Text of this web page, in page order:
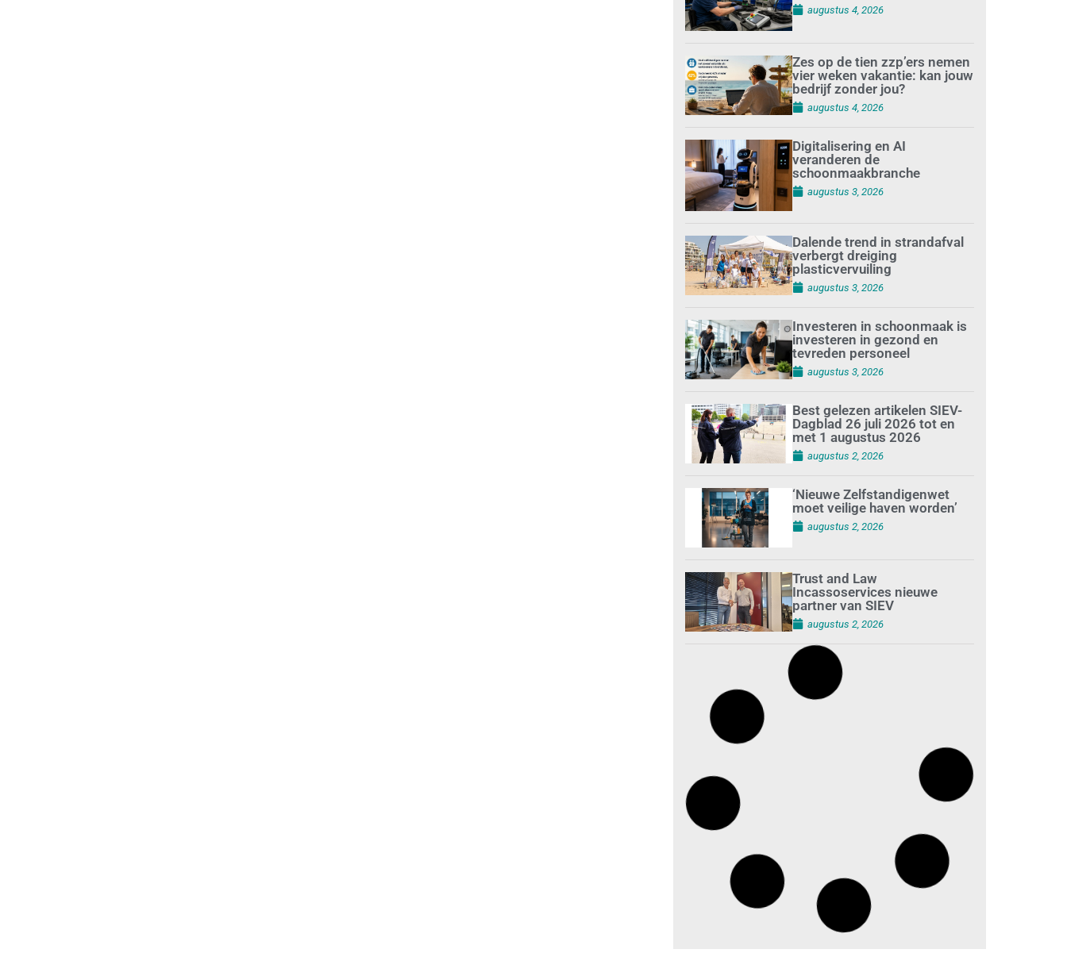
augustus 4, 2026
Zes op de tien zzp’ers nemen
vier weken vakantie: kan jouw
bedrijf zonder jou?
augustus 4, 2026
Digitalisering en AI
veranderen de
schoonmaakbranche
augustus 3, 2026
Dalende trend in strandafval
verbergt dreiging
plasticvervuiling
augustus 3, 2026
Investeren in schoonmaak is
investeren in gezond en
tevreden personeel
augustus 3, 2026
Best gelezen artikelen SIEV-
Dagblad 26 juli 2026 tot en
met 1 augustus 2026
augustus 2, 2026
‘Nieuwe Zelfstandigenwet
moet veilige haven worden’
augustus 2, 2026
Trust and Law
Incassoservices nieuwe
partner van SIEV
augustus 2, 2026
Loonafspraken in nieuwe
cao’s zijn ruim boven drie
procent
Opnieuw SIEV-keurmerk voor
schoonmaakbedrijf Klien na
Schoonmaakbedrijven
moeten zich voorbereiden op
strengere controles bij inhuur
augustus 1, 2026
Waarom de arbeidsmarkt